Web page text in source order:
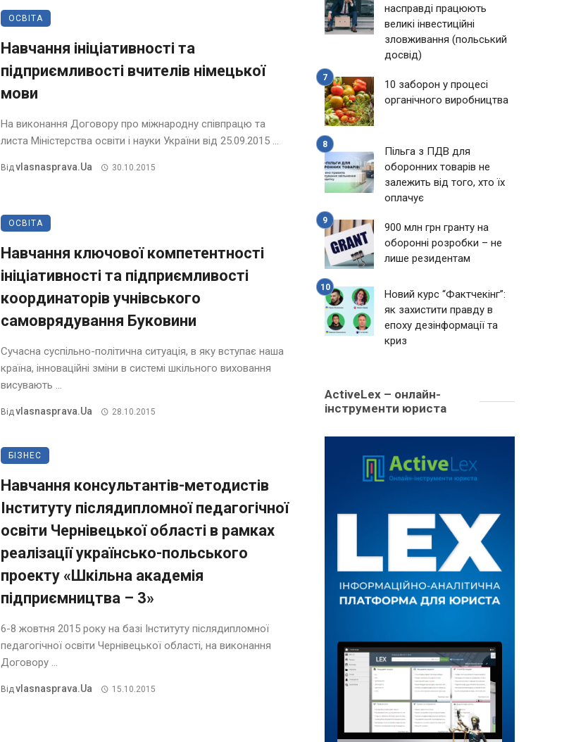
ОСВІТА
Навчання ініціативності та
підприємливості вчителів німецької
мови
На виконання Договору про міжнародну співпрацю та
листа Міністерства освіти і науки України від 25.09.2015 ...
ВідVlasnasprava.ua 30.10.2015
ОСВІТА
Навчання ключової компетентності
ініціативності та підприємливості
координаторів учнівського
самоврядування Буковини
Сучасна суспільно-політична ситуація, в яку вступає наша
країна, інноваційні зміни в системі шкільного виховання
висувають ...
ВідVlasnasprava.ua 28.10.2015
БІЗНЕС
Навчання консультантів-методистів
Інституту післядипломної педагогічної
освіти Чернівецької області в рамках
реалізації українсько-польського
проекту «Шкільна академія
підприємництва – 3»
6-8 жовтня 2015 року на базі Інституту післядипломної
педагогічної освіти Чернівецької області, на виконання
Договору ...
ВідVlasnasprava.ua 15.10.2015
насправді працюють
великі інвестиційні
зловживання (польський
досвід)
10 заборон у процесі
органічного виробництва
Пільга з ПДВ для
оборонних товарів не
залежить від того, хто їх
оплачує
900 млн грн гранту на
оборонні розробки – не
лише резидентам
Новий курс “Фактчекінг”:
як захистити правду в
епоху дезінформації та
криз
ActiveLex – онлайн-
інструменти юриста